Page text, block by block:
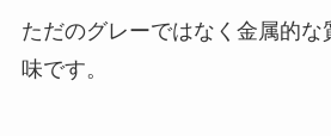
ただのグレーではなく金属的な
味です。